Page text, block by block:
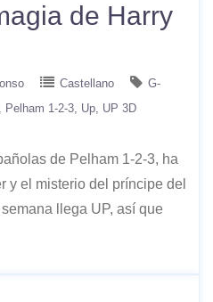
de Harry
Castellano
G-
Pelham 1-2-3 Up UP 3D
de Pelham 1-2-3, ha
y el misterio del príncipe del
llega UP, así que